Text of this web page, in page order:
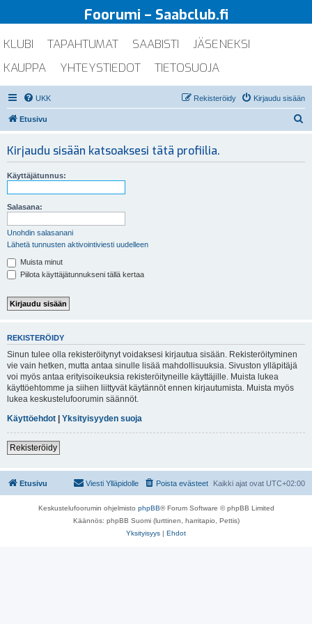
Foorumi – Saabclub.fi
KLUBI TAPAHTUMAT SAABISTI
JÄSENEKSI
KAUPPA
YHTEYSTIEDOT TIETOSUOJA
UKK Kirjaudu sisään
Rekisteröidy
Etusivu
Kirjaudu sisään katsoaksesi tätä profiilia.
Käyttäjätunnus:
Salasana:
Unohdin salasanani
Lähetä tunnusten aktivointiviesti uudelleen
Muista minut
Piilota käyttäjätunnukseni tällä kertaa
REKISTERÖIDY
Sinun tulee olla rekisteröitynyt voidaksesi kirjautua sisään. Rekisteröityminen
vie vain hetken, mutta antaa sinulle lisää mahdollisuuksia. Sivuston ylläpitäjä
voi myös antaa erityisoikeuksia rekisteröityneille käyttäjille. Muista lukea
käyttöehtomme ja siihen liittyvät käytännöt ennen kirjautumista. Muista myös
lukea keskustelufoorumin säännöt.
Käyttöehdot | Yksityisyyden suoja
Rekisteröidy
Etusivu Kaikki ajat ovat UTC+02:00
Poista evästeet
Viesti Ylläpidolle
Keskustelufoorumin ohjelmisto phpBB® Forum Software © phpBB Limited
Käännös: phpBB Suomi (lurttinen, harritapio, Pettis)
Yksityisyys | Ehdot